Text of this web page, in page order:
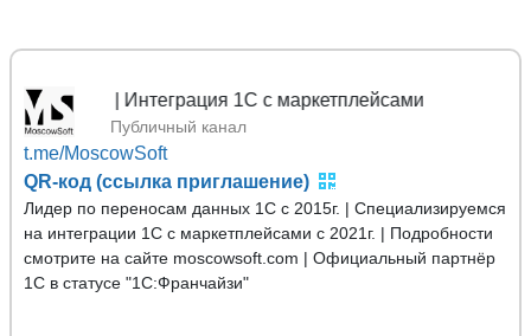
1С | Интеграция 1С с маркетплейсами
Публичный канал
t.me/MoscowSoft
QR-код (ссылка приглашение)
Лидер по переносам данных 1С с 2015г. | Специализируемся
на интеграции 1С с маркетплейсами с 2021г. | Подробности
смотрите на сайте moscowsoft.com | Официальный партнёр
1С в статусе "1С:Франчайзи"